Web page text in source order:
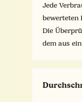
Jede
bewerteten
Die
dem aus